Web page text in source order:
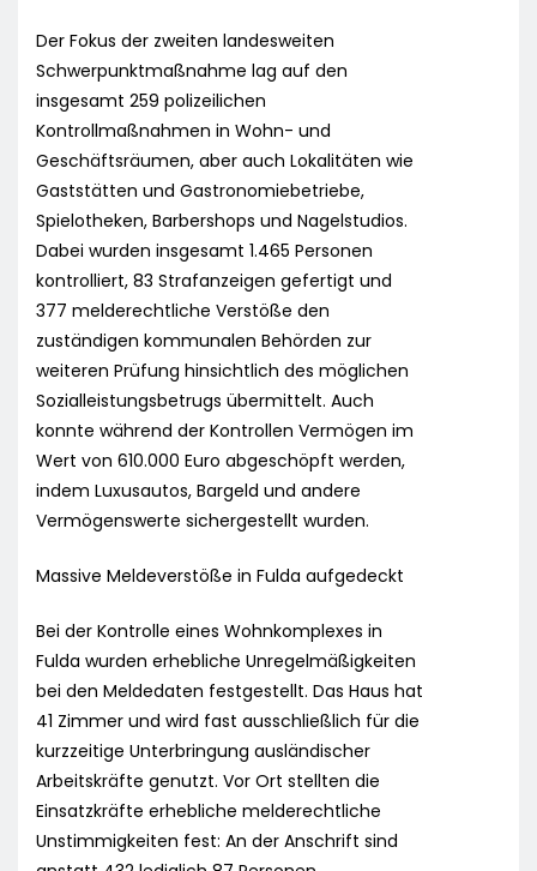
Der Fokus der zweiten landesweiten
Schwerpunktmaßnahme lag auf den
insgesamt 259 polizeilichen
Kontrollmaßnahmen in Wohn- und
Geschäftsräumen, aber auch Lokalitäten wie
Gaststätten und Gastronomiebetriebe,
Spielotheken, Barbershops und Nagelstudios.
Dabei wurden insgesamt 1.465 Personen
kontrolliert, 83 Strafanzeigen gefertigt und
377 melderechtliche Verstöße den
zuständigen kommunalen Behörden zur
weiteren Prüfung hinsichtlich des möglichen
Sozialleistungsbetrugs übermittelt. Auch
konnte während der Kontrollen Vermögen im
Wert von 610.000 Euro abgeschöpft werden,
indem Luxusautos, Bargeld und andere
Vermögenswerte sichergestellt wurden.
Massive Meldeverstöße in Fulda aufgedeckt
Bei der Kontrolle eines Wohnkomplexes in
Fulda wurden erhebliche Unregelmäßigkeiten
bei den Meldedaten festgestellt. Das Haus hat
41 Zimmer und wird fast ausschließlich für die
kurzzeitige Unterbringung ausländischer
Arbeitskräfte genutzt. Vor Ort stellten die
Einsatzkräfte erhebliche melderechtliche
Unstimmigkeiten fest: An der Anschrift sind